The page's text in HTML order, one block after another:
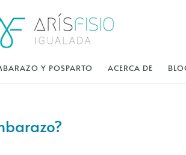
Y POSPARTO ACERCA DE